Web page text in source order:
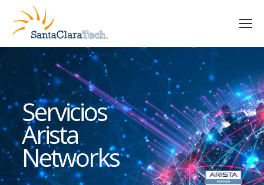
Servicios
Arista
Networks